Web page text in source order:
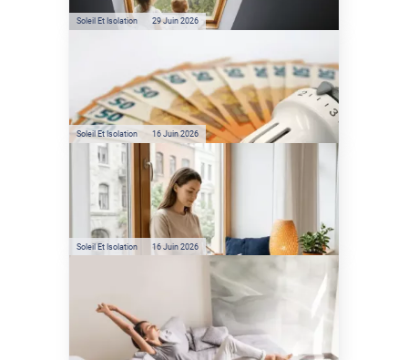
climatisation ?
Soleil Et Isolation 29 Juin 2026
Film anti-chaleur : quelles
sont les économies d’énergie
réelles ?
Soleil Et Isolation 16 Juin 2026
Préservez votre logement de
la chaleur : les conseils de
Jamy de C'est Pas Sorcier
Soleil Et Isolation 16 Juin 2026
Comment protéger sa
maison de la chaleur sans
climatisation ?